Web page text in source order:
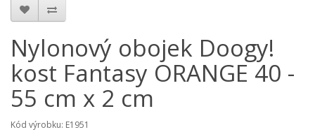
Nylonový obojek Doogy!
kost Fantasy ORANGE 40 -
55 cm x 2 cm
Kód výrobku: E1951